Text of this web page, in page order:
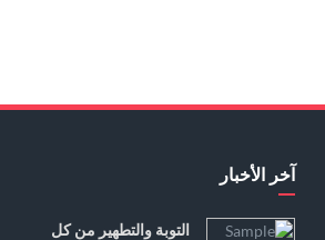
آخر الأخبار
التوبة والتطهير من كل